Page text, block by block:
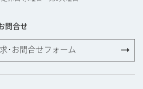
問合せ
･お問合せフォーム